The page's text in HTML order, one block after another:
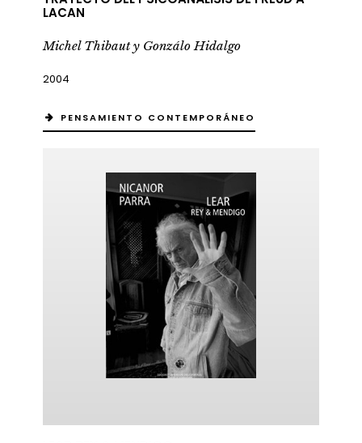
LACAN
Michel Thibaut y Gonzálo Hidalgo
2004
PENSAMIENTO CONTEMPORÁNEO